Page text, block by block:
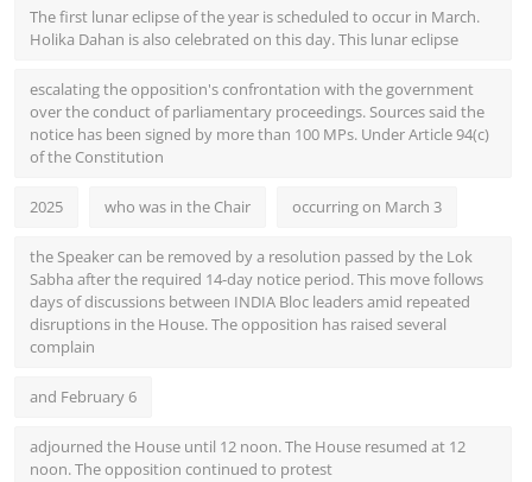
The first lunar eclipse of the year is scheduled to occur in March.
Holika Dahan is also celebrated on this day. This lunar eclipse
escalating the opposition's confrontation with the government
over the conduct of parliamentary proceedings. Sources said the
notice has been signed by more than 100 MPs. Under Article 94(c)
of the Constitution
2025 who was in the Chair occurring on March 3
the Speaker can be removed by a resolution passed by the Lok
Sabha after the required 14-day notice period. This move follows
days of discussions between INDIA Bloc leaders amid repeated
disruptions in the House. The opposition has raised several
complain
and February 6
adjourned the House until 12 noon. The House resumed at 12
noon. The opposition continued to protest